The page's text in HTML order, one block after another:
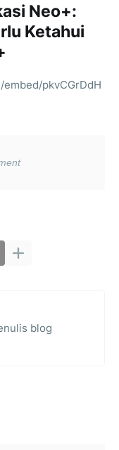
Neo+:
Ketahui
pkvCGrDdH
blog